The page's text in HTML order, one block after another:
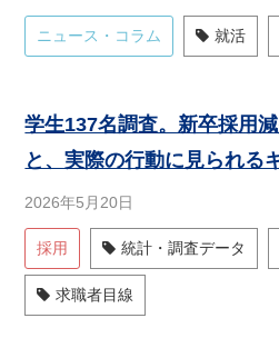
ニュース・コラム 就活
学生137名調査。新卒採用
と、実際の行動に見られる
2026年5月20日
採用 統計・調査データ
求職者目線